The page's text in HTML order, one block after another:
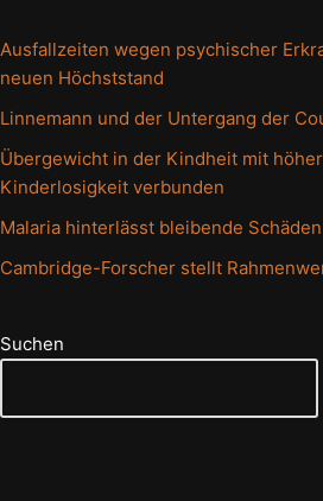
Ausfallzeiten wegen psychischer
neuen Höchststand
Linnemann und der Untergang der
Übergewicht in der Kindheit mit
Kinderlosigkeit verbunden
Malaria hinterlässt bleibende
Cambridge-Forscher stellt
Suchen